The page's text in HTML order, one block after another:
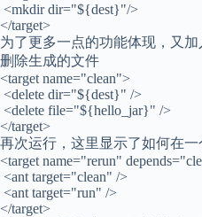
<mkdir dir="${dest}"/>
</target>
为了更多一点的功能体现，又加
删除生成的文件
<target name="clean">
<delete dir="${dest}" />
<delete file="${hello_jar}" />
</target>
再次运行，这里显示了如何在一
<target name="rerun"
<ant target="clean" />
<ant target="run" />
</target>